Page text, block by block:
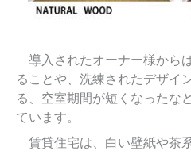
導入されたオーナー様から
ることや、洗練されたデザイ
る、空室期間が短くなったな
ています。
賃貸住宅は、白い壁紙や茶